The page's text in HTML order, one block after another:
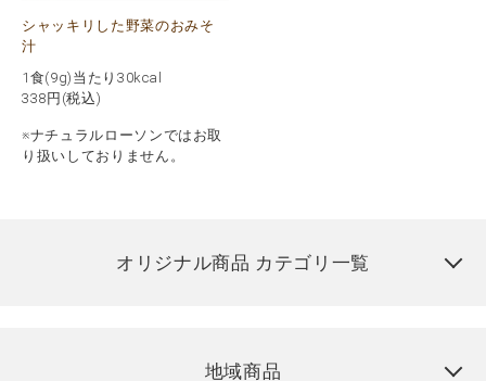
シャッキリした野菜のおみそ
汁
1食(9g)当たり30kcal
338 円(税込)
※ナチュラルローソンではお取
り扱いしておりません。
オリジナル商品 カテゴリ一覧
地域商品